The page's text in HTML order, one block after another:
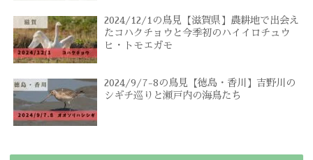
2024/12/1の鳥見【滋賀県】農耕地で出会え
たコハクチョウと今季初のハイイロチュウ
ヒ・トモエガモ
2024/9/7-8の鳥見【徳島・香川】吉野川の
シギチ巡りと瀬戸内の海鳥たち